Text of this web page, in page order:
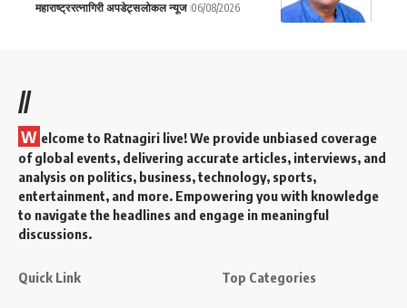
महाराष्ट्ररत्नागिरी अपडेट्सलोकल न्यूज 06/08/2026
//
W elcome to Ratnagiri live! We provide unbiased coverage
of global events, delivering accurate articles, interviews, and
analysis on politics, business, technology, sports,
entertainment, and more. Empowering you with knowledge
to navigate the headlines and engage in meaningful
discussions.
Quick Link Top Categories